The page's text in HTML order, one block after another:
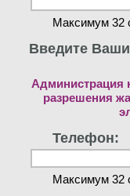
Максимум 32
Введите
Администрация
разрешения
Телефон:
Максимум 32